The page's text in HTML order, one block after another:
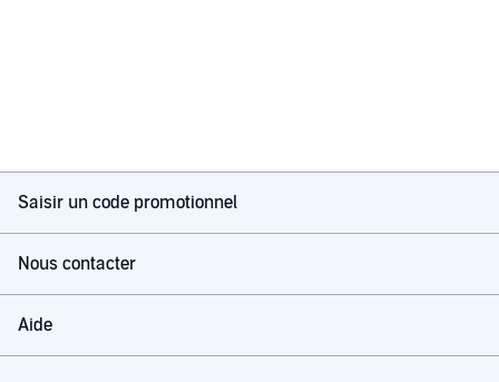
Saisir un code promotionnel
Nous contacter
Aide